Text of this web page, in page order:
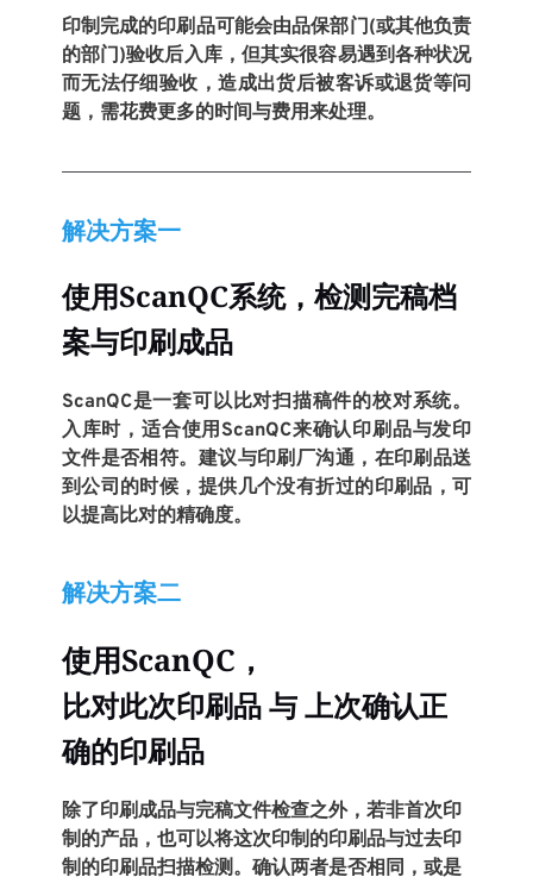
印制完成的印刷品可能会由品保部门(或其他负责
的部门)验收后入库，但其实很容易遇到各种状况
而无法仔细验收，造成出货后被客诉或退货等问
题，需花费更多的时间与费用来处理。
解决方案一
使用ScanQC系统，检测完稿档
案与印刷成品
ScanQC是一套可以比对扫描稿件的校对系统。
入库时，适合使用ScanQC来确认印刷品与发印
文件是否相符。建议与印刷厂沟通，在印刷品送
到公司的时候，提供几个没有折过的印刷品，可
以提高比对的精确度。
解决方案二
使用ScanQC，
比对此次印刷品 与 上次确认正
确的印刷品
除了印刷成品与完稿文件检查之外，若非首次印
制的产品，也可以将这次印制的印刷品与过去印
制的印刷品扫描检测。确认两者是否相同，或是